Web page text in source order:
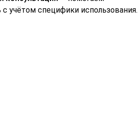
с учётом специфики использования.